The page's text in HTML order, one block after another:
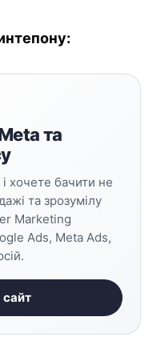
та
хочете бачити не
та зрозумілу
Marketing
Ads, Meta Ads,
сайт